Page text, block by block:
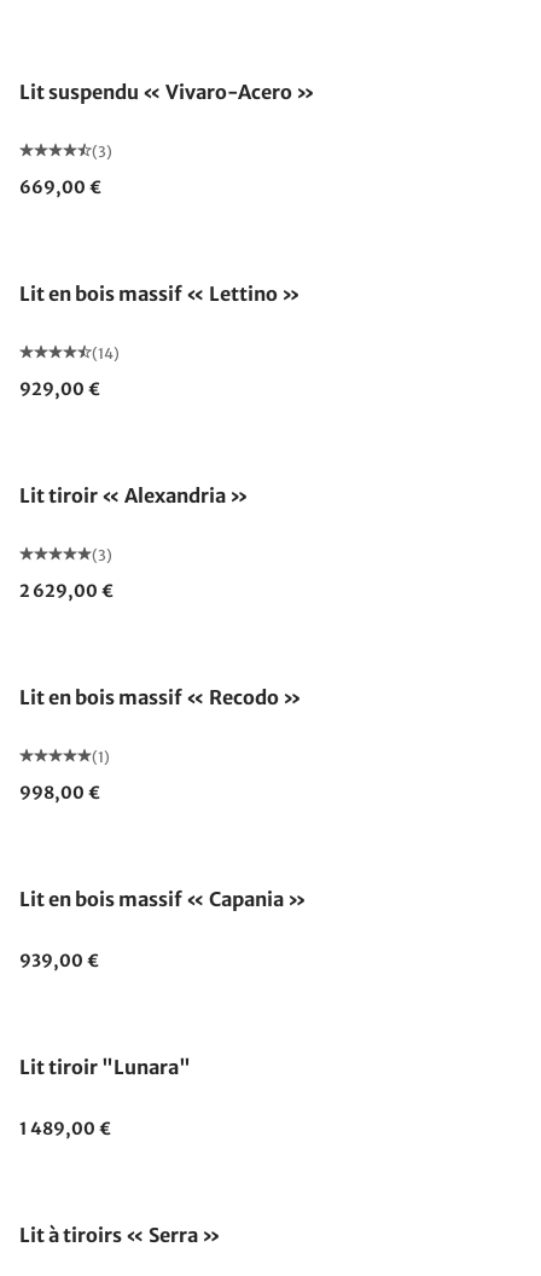
Lit suspendu « Vivaro-Acero »
(3)
669,00 €
Lit en bois massif « Lettino »
(14)
929,00 €
Lit tiroir « Alexandria »
(3)
2 629,00 €
Lit en bois massif « Recodo »
(1)
998,00 €
Lit en bois massif « Capania »
939,00 €
Lit tiroir "Lunara"
1 489,00 €
Lit à tiroirs « Serra »